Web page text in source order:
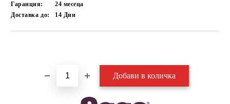
Гаранция:
24 месеца
Доставка до:
14 Дни